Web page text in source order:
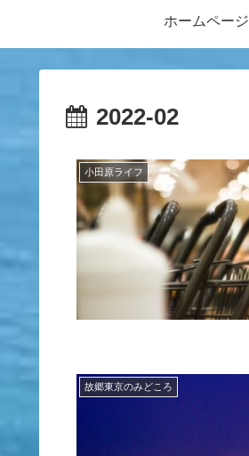
ホームページ
2022-02
小田原ライフ
故郷東京のみどころ